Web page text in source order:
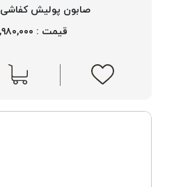
صابون پولیش کفاشی 2223 ROTA
قیمت : ۱,۹۸۰,۰۰۰ تومان